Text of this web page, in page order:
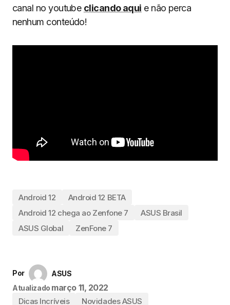
canal no youtube clicando aqui e não perca
nenhum conteúdo!
Android 12
Android 12 BETA
Android 12 chega ao Zenfone 7
ASUS Brasil
ASUS Global
ZenFone 7
Por
ASUS
Atualizado março 11, 2022
Dicas Incríveis Novidades ASUS